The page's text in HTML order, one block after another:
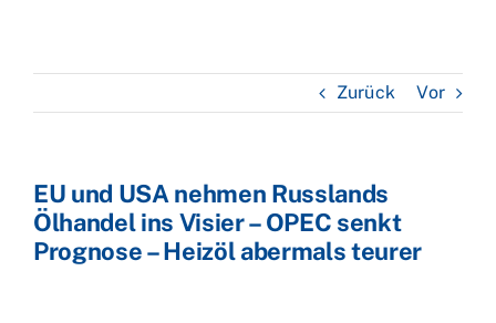
Zurück Vor
EU und USA nehmen Russlands
Ölhandel ins Visier – OPEC senkt
Prognose – Heizöl abermals teurer